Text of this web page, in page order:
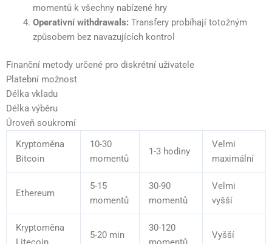
momentů k všechny nabízené hry
Operativní withdrawals: Transfery probíhají totožným
způsobem bez navazujících kontrol
Finanční metody určené pro diskrétní uživatele
Platební možnost
Délka vkladu
Délka výběru
Úroveň soukromí
Kryptoměna
Bitcoin
10-30
momentů
1-3 hodiny
Velmi
maximální
Ethereum
5-15
momentů
30-90
momentů
Velmi
vyšší
Kryptoměna
5-20 min
30-120
Vyšší